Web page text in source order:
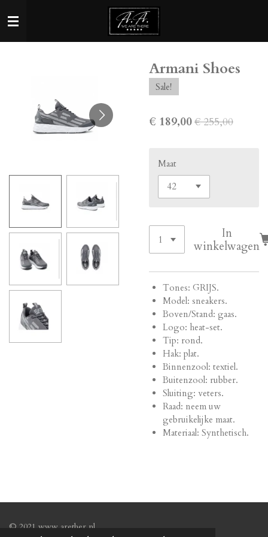
direct
Armani Shoes
Sale!
€ 189,00€ 255,00
Maat
In
winkelwagen
Tones: GRIJS.
Model: sneakers.
Boven/Stand: gaas.
Logo: heat-set.
Tip: rond.
Hak: plat.
Binnenzool: textiel.
Buitenzool: rubber.
Sluiting: veters.
Raad: neem uw
gebruikelijke maat.
Materiaal: Synthetisch.
© 2021 www.arether.nl